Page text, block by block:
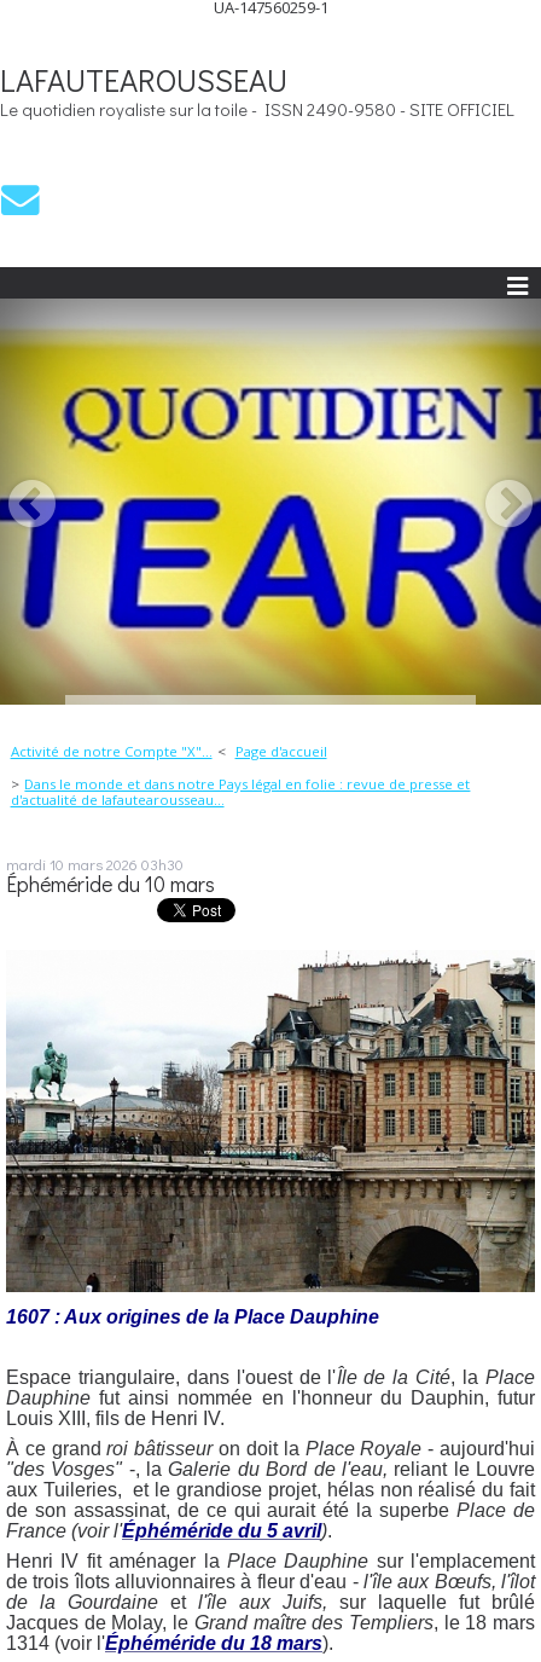
UA-147560259-1
LAFAUTEAROUSSEAU
Le quotidien royaliste sur la toile - ISSN 2490-9580 - SITE OFFICIEL
Activité de notre Compte "X"...
Page d'accueil
Dans le monde et dans notre Pays légal en folie : revue de presse et
d'actualité de lafautearousseau...
mardi 10 mars 2026 03h30
Éphéméride du 10 mars
1607 : Aux origines de la Place Dauphine
Espace triangulaire, dans l'ouest de l'Île de la Cité, laPlace
Dauphine fut ainsi nommée en l'honneur du Dauphin, futur
Louis XIII, fils de Henri IV.
À ce grandroi bâtisseuron doit la Place Royale - aujourd'hui
"des Vosges"-, laGalerie du Bord de l'eau, reliant le Louvre
aux Tuileries, et le grandiose projet, hélas non réalisé du fait
de son assassinat, de ce qui aurait été la superbePlace de
France (voir l'Éphéméride du 5 avril).
Henri IV fit aménager la Place Dauphine sur l'emplacement
de trois îlots alluvionnaires à fleur d'eau - l'île aux Bœufs, l'îlot
de la Gourdaine etl'île aux Juifs, sur laquelle fut brûlé
Jacques de Molay, le Grand maître des Templiers, le 18 mars
1314 (voir l'Éphéméride du 18 mars).